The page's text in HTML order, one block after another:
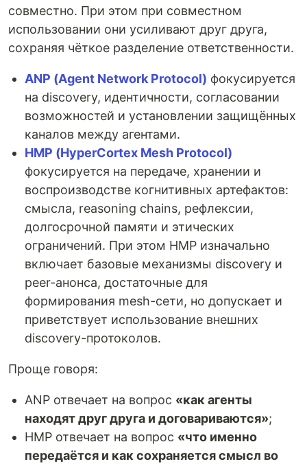
совместно. При этом при совместном
использовании они усиливают друг друга,
сохраняя чёткое разделение ответственности.
ANP (Agent Network Protocol) фокусируется
на discovery, идентичности, согласовании
возможностей и установлении защищённых
каналов между агентами.
HMP (HyperCortex Mesh Protocol)
фокусируется на передаче, хранении и
воспроизводстве когнитивных артефактов:
смысла, reasoning chains, рефлексии,
долгосрочной памяти и этических
ограничений. При этом HMP изначально
включает базовые механизмы discovery и
peer-анонса, достаточные для
формирования mesh-сети, но допускает и
приветствует использование внешних
discovery-протоколов.
Проще говоря:
ANP отвечает на вопрос «как агенты
находят друг друга и договариваются»;
HMP отвечает на вопрос «что именно
передаётся и как сохраняется смысл во